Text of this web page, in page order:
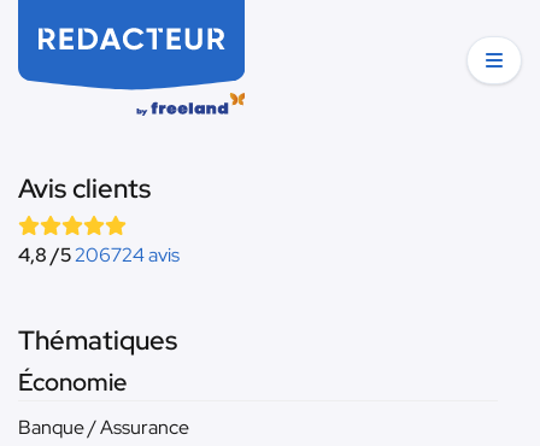
Avis clients
4,8 /5206724 avis
Thématiques
Économie
Banque / Assurance